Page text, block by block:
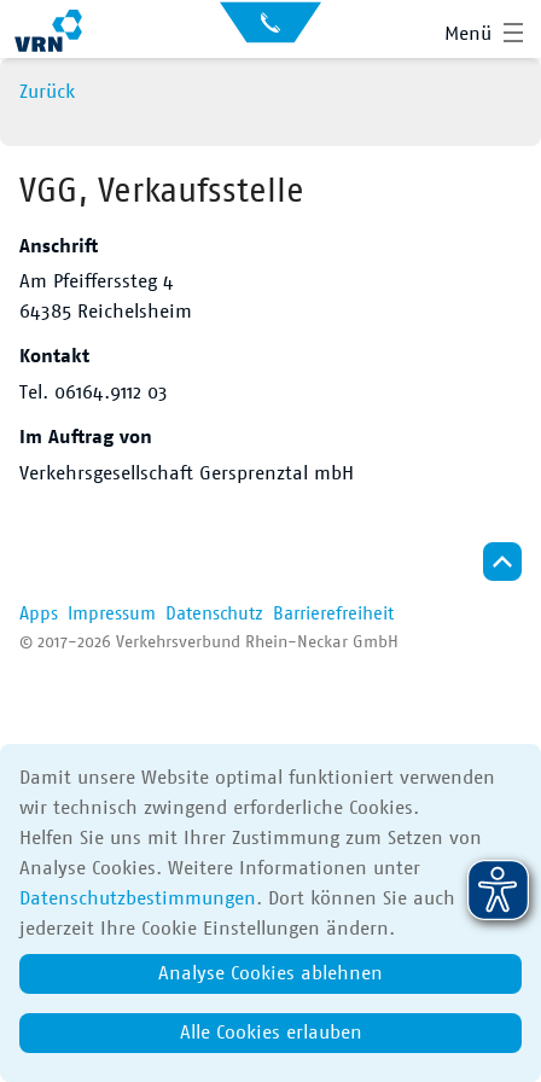
Menü
Auskunft
für
Kontakt
Gebärdensprache
Hauptnavigation
Liniennetz
Mobilität
Zurück
VGG, Verkaufsstelle
Anschrift
Am Pfeifferssteg 4
64385 Reichelsheim
Kontakt
Tel. 06164.9112 03
Im Auftrag von
Verkehrsgesellschaft Gersprenztal mbH
Damit unsere Website optimal funktioniert verwenden
wir technisch zwingend erforderliche Cookies.
Helfen Sie uns mit Ihrer Zustimmung zum Setzen von
Analyse Cookies. Weitere Informationen unter
Datenschutzbestimmungen. Dort können Sie auch
jederzeit Ihre Cookie Einstellungen ändern.
Analyse Cookies ablehnen
Alle Cookies erlauben
Apps Impressum Datenschutz Barrierefreiheit
© 2017-2026 Verkehrsverbund Rhein-Neckar GmbH